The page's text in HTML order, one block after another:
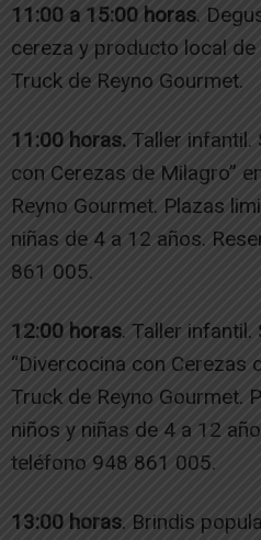
11:00 a 15:00 horas.
cereza y producto local
Truck de Reyno Gourmet.
11:00 horas. Taller infantil.
con Cerezas de Milagro”
Reyno Gourmet. Plazas
niñas de 4 a 12 años.
861 005.
12:00 horas. Taller infantil.
“Divercocina con Cerezas
Truck de Reyno Gourmet.
niños y niñas de 4 a 12
teléfono 948 861 005.
13:00 horas. Brindis